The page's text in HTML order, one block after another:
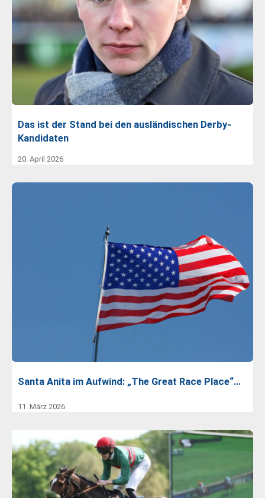
Das ist der Stand bei den ausländischen Derby-
Kandidaten
20. April 2026
Santa Anita im Aufwind: „The Great Race Place“…
11. März 2026